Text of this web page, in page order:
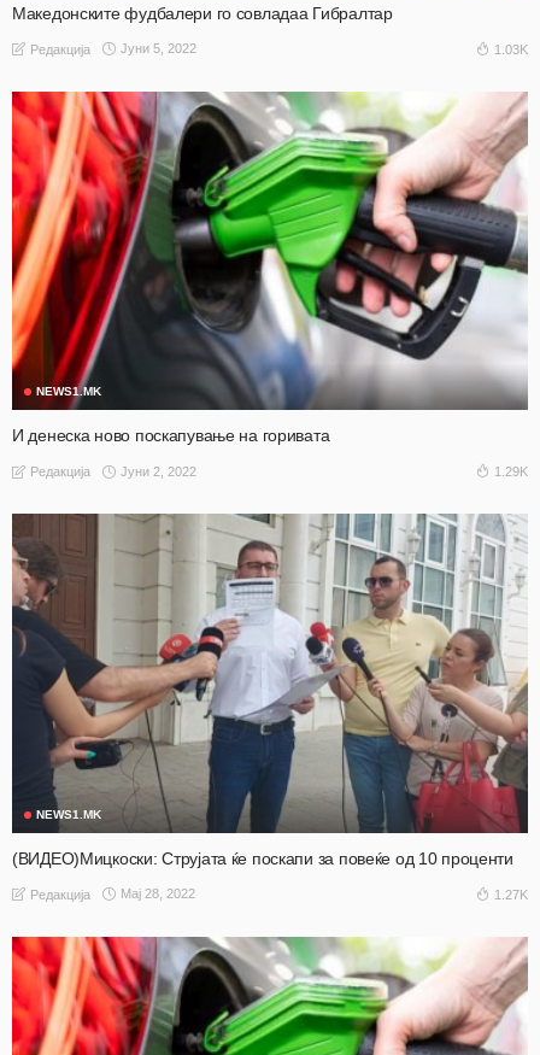
Македонските фудбалери го совладаа Гибралтар
Редакција Јуни 5, 2022 1.03K
NEWS1.MK
И денеска ново поскапување на горивата
Редакција Јуни 2, 2022 1.29K
NEWS1.MK
(ВИДЕО)Мицкоски: Струјата ќе поскапи за повеќе од 10 проценти
Редакција Мај 28, 2022 1.27K